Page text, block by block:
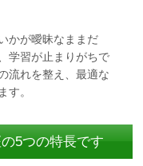
かが曖昧なままだ
学習が止まりがちで
流れを整え、最適な
す。
5つの特長です